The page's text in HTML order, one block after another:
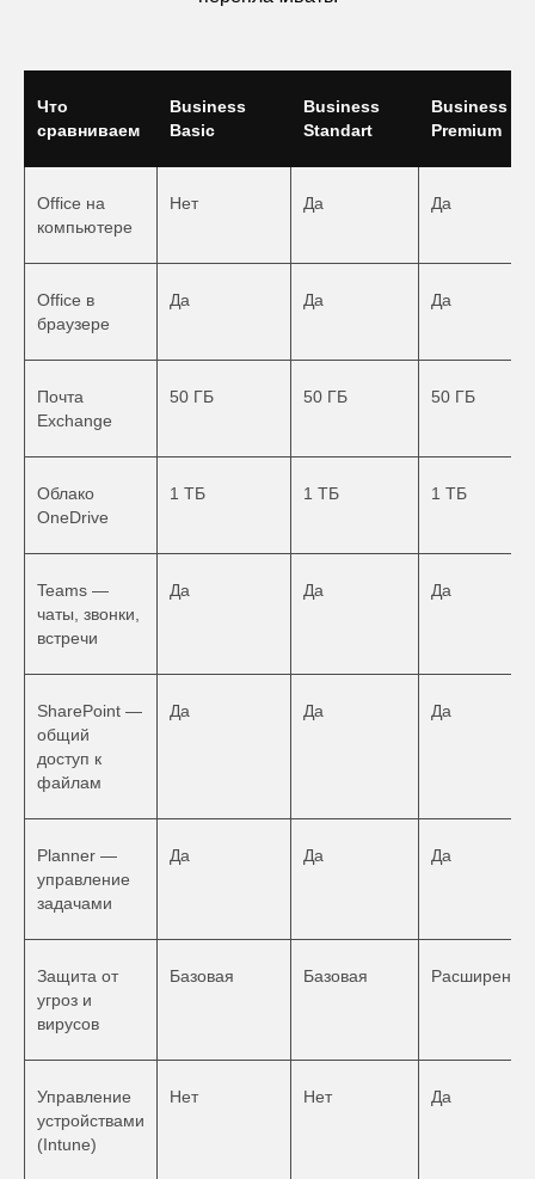
Что
сравниваем
Business
Basic
Business
Standart
Business
Premium
Office на
компьютере
Нет Да Да
Office в
браузере
Да Да Да
Почта
Exchange
50 ГБ 50 ГБ 50 ГБ
Облако
OneDrive
1 ТБ 1 ТБ 1 ТБ
Teams —
чаты, звонки,
встречи
Да Да Да
SharePoint —
общий
доступ к
файлам
Да Да Да
Planner —
управление
задачами
Да Да Да
Защита от
угроз и
вирусов
Базовая Базовая
Управление
устройствами
(Intune)
Нет Нет Да